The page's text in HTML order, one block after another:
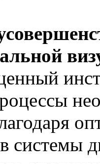
системы